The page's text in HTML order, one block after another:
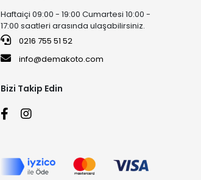
Haftaiçi 09:00 - 19:00 Cumartesi 10:00 -
17:00 saatleri arasında ulaşabilirsiniz.
0216 755 51 52
info@demakoto.com
Bizi Takip Edin